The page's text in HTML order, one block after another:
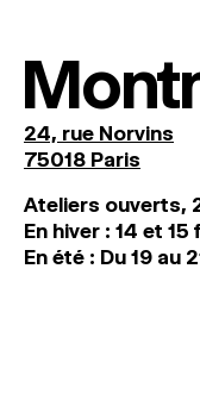
24, rue Norvins
75018 Paris
Ateliers ouverts,
En hiver : 14 et
En été : Du 19 au